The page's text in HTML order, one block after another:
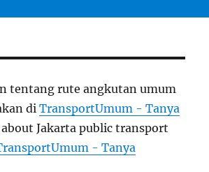
tentang rute angkutan umum
diTransportUmum - Tanya
Jakarta public transport
- Tanya